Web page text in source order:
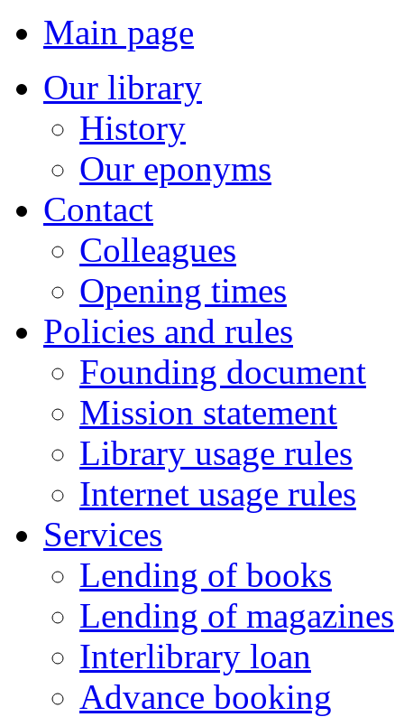
Main page
Our library
History
Our eponyms
Contact
Colleagues
Opening times
Policies and rules
Founding document
Mission statement
Library usage rules
Internet usage rules
Services
Lending of books
Lending of magazines
Interlibrary loan
Advance booking